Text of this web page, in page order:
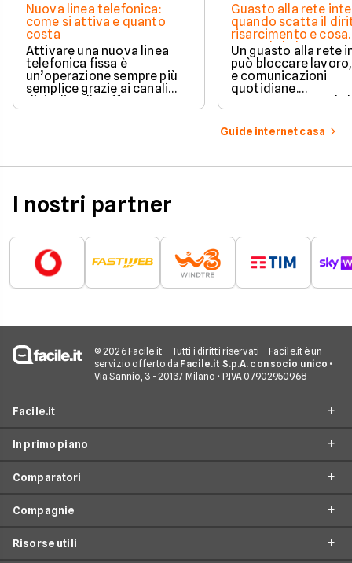
Nuova linea telefonica:
come si attiva e quanto
costa
Attivare una nuova linea
telefonica fissa è
un’operazione sempre più
semplice grazie ai canali
digitali e alle offerte
integrate con internet casa.
Guasto alla rete
quando scatta il
risarcimento e cosa
prevede la legge
Un guasto alla rete
può bloccare
e comunicazioni
quotidiane.
Fortunatamente, la
prevede strumenti
per ottenere un
risarcimento in
Guide internet casa
I nostri partner
© 2026 Facile.it Tutti i diritti riservati
Facile.it è un
servizio offerto da Facile.it S.p.A. con socio unico •
Via Sannio, 3 - 20137 Milano • P.IVA 07902950968
Facile.it
Assicurazioni
Prestiti
In primo piano
Offerte Fibra
Offerte ADSL
Offerte Internet Casa
Comparatori
Migliore Connessione Internet
Offerte Internet Satellitare
Compagnie
Risorse utili